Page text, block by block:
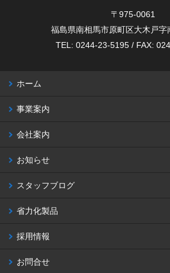
〒975-0061
福島県南相馬市原町区大木戸字
TEL: 0244-23-5195 / FAX:
ホーム
事業案内
会社案内
お知らせ
スタッフブログ
省力化製品
採用情報
お問合せ